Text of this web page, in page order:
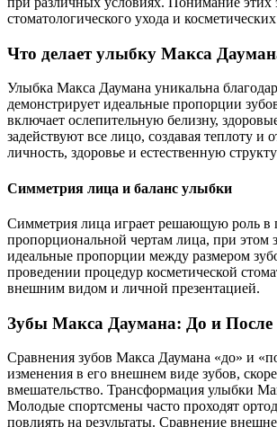
стоматологического ухода и
Что делает улыбку Макса
Улыбка Макса Даумана уникальна
демонстрирует идеальные пропорции
включает ослепительную белизну,
задействуют все лицо, создавая теплоту
личность, здоровье и естественную
Симметрия лица и баланс улыбки
Симметрия лица играет решающую роль в
пропорциональной чертам лица, при
идеальные пропорции между размером
проведении процедур косметической
внешним видом и личной презентацией.
Зубы Макса Даумана: До и После
Сравнения зубов Макса Даумана «до» и
изменения в его внешнем виде зубов,
вмешательство. Трансформация улыбки
Молодые спортсмены часто проходят
повлиять на результаты. Сравнение